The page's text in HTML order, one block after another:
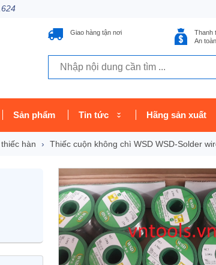
Giao hàng tận nơi
Thanh
An
Sản phẩm Tin tức Hãng sản xuất
hàn Thiếc cuộn không chì WSD WSD-Solder